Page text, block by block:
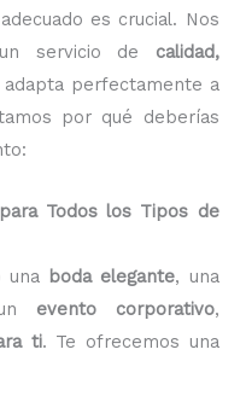
es crucial. Nos
servicio de calidad,
adapta perfectamente a
por qué deberías
Todos los Tipos de
una boda elegante, una
evento corporativo,
ti. Te ofrecemos una